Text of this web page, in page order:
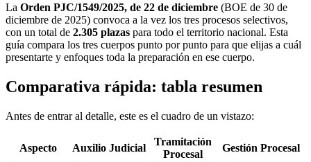
La Orden PJC/1549/2025, de 22 de diciembre (BOE de 30 de
diciembre de 2025) convoca a la vez los tres procesos selectivos,
con un total de 2.305 plazas para todo el territorio nacional. Esta
guía compara los tres cuerpos punto por punto para que elijas a cuál
presentarte y enfoques toda la preparación en ese cuerpo.
Comparativa rápida: tabla resumen
Antes de entrar al detalle, este es el cuadro de un vistazo:
Aspecto Auxilio Judicial
Tramitación
Procesal
Gestión Procesal